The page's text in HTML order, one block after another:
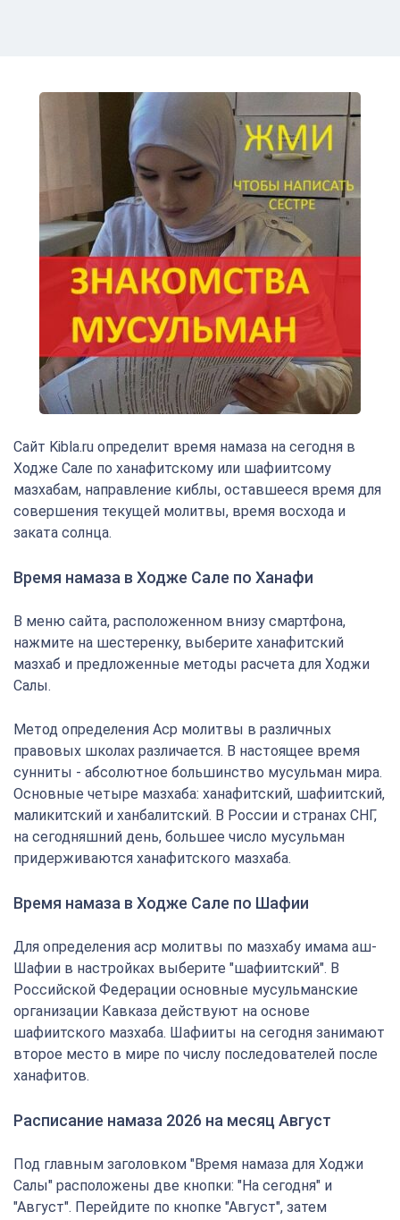
Сайт Kibla.ru определит время намаза на сегодня в
Ходже Сале по ханафитскому или шафиитсому
мазхабам, направление киблы, оставшееся время для
совершения текущей молитвы, время восхода и
заката солнца.
Время намаза в Ходже Сале по Ханафи
В меню сайта, расположенном внизу смартфона,
нажмите на шестеренку, выберите ханафитский
мазхаб и предложенные методы расчета для Ходжи
Салы.
Метод определения Аср молитвы в различных
правовых школах различается. В настоящее время
сунниты - абсолютное большинство мусульман мира.
Основные четыре мазхаба: ханафитский, шафиитский,
маликитский и ханбалитский. В России и странах СНГ,
на сегодняшний день, большее число мусульман
придерживаются ханафитского мазхаба.
Время намаза в Ходже Сале по Шафии
Для определения аср молитвы по мазхабу имама аш-
Шафии в настройках выберите "шафиитский". В
Российской Федерации основные мусульманские
организации Кавказа действуют на основе
шафиитского мазхаба. Шафииты на сегодня занимают
второе место в мире по числу последователей после
ханафитов.
Расписание намаза 2026 на месяц Август
Под главным заголовком "Время намаза для Ходжи
Салы" расположены две кнопки: "На сегодня" и
"Август". Перейдите по кнопке "Август", затем